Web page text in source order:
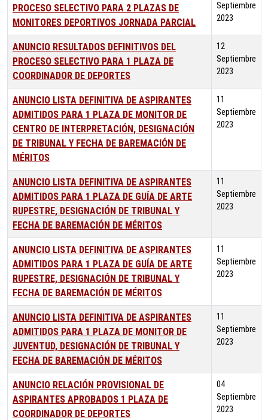
PROCESO SELECTIVO PARA 2 PLAZAS DE
MONITORES DEPORTIVOS JORNADA PARCIAL
Septiembre
2023
ANUNCIO RESULTADOS DEFINITIVOS DEL
PROCESO SELECTIVO PARA 1 PLAZA DE
COORDINADOR DE DEPORTES
12
Septiembre
2023
ANUNCIO LISTA DEFINITIVA DE ASPIRANTES
ADMITIDOS PARA 1 PLAZA DE MONITOR DE
CENTRO DE INTERPRETACIÓN, DESIGNACIÓN
DE TRIBUNAL Y FECHA DE BAREMACIÓN DE
MÉRITOS
11
Septiembre
2023
ANUNCIO LISTA DEFINITIVA DE ASPIRANTES
ADMITIDOS PARA 1 PLAZA DE GUÍA DE ARTE
RUPESTRE, DESIGNACIÓN DE TRIBUNAL Y
FECHA DE BAREMACIÓN DE MÉRITOS
11
Septiembre
2023
ANUNCIO LISTA DEFINITIVA DE ASPIRANTES
ADMITIDOS PARA 1 PLAZA DE GUÍA DE ARTE
RUPESTRE, DESIGNACIÓN DE TRIBUNAL Y
FECHA DE BAREMACIÓN DE MÉRITOS
11
Septiembre
2023
ANUNCIO LISTA DEFINITIVA DE ASPIRANTES
ADMITIDOS PARA 1 PLAZA DE MONITOR DE
JUVENTUD, DESIGNACIÓN DE TRIBUNAL Y
FECHA DE BAREMACIÓN DE MÉRITOS
11
Septiembre
2023
ANUNCIO RELACIÓN PROVISIONAL DE
ASPIRANTES APROBADOS 1 PLAZA DE
COORDINADOR DE DEPORTES
04
Septiembre
2023